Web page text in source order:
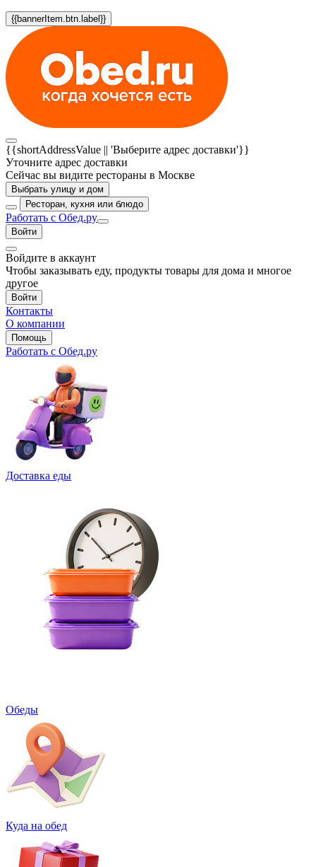
{{bannerItem.btn.label}}
{{shortAddressValue || 'Выберите адрес доставки'}}
Уточните адрес доставки
Сейчас вы видите рестораны в Москве
Выбрать улицу и дом
Ресторан, кухня или блюдо
Работать с Обед.ру
Войти
Войдите в аккаунт
Чтобы заказывать еду, продукты товары для дома и многое
другое
Войти
Контакты
О компании
Помощь
Работать с Обед.ру
Доставка еды
Обеды
Куда на обед